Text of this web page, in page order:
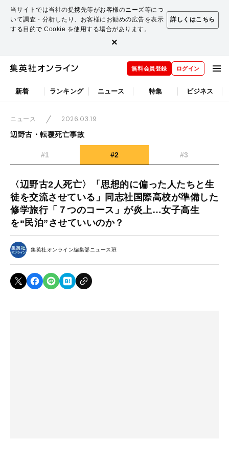
当サイトでは当社の提携先等がお客様のニーズ等につ
いて調査・分析したり、お客様にお勧めの広告を表示
する目的で Cookie を使用する場合があります。
詳しくはこちら
×
無料会員登録 ログイン
新着 ランキング ニュース 特集 ビジネス
ニュース
2026.03.19
辺野古・転覆死亡事故
#1 #2 #3
〈辺野古2人死亡〉「思想的に偏った人たちと生
徒を交流させている」同志社国際高校が準備した
修学旅行「７つのコース」が炎上…女子高生
を“民泊”させていいのか？
集英社オンライン編集部ニュース班